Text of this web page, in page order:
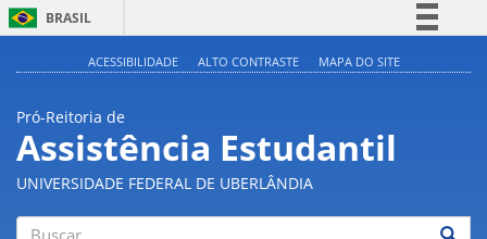
BRASIL
Acesso à informação
Legislação
Canais
ACESSIBILIDADE ALTO CONTRASTE MAPA DO SITE
Pró-Reitoria de
Assistência Estudantil
UNIVERSIDADE FEDERAL DE UBERLÂNDIA